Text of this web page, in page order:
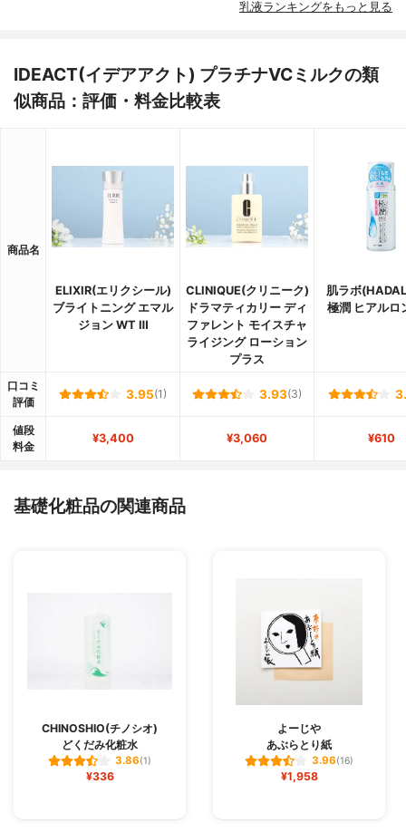
乳液ランキングをもっと見る
IDEACT(イデアアクト) プラチナVCミルクの類
似商品：評価・料金比較表
商品名
ELIXIR(エリクシール)
ブライトニング エマル
ジョン WT Ⅲ
CLINIQUE(クリニーク)
ドラマティカリー ディ
ファレント モイスチャ
ライジング ローション
プラス
肌ラボ
極潤 ヒアルロ
口コミ
評価
3.95(1) 3.93(3)
値段
料金
¥3,400 ¥3,060 ¥610
基礎化粧品の関連商品
CHINOSHIO(チノシオ)
どくだみ化粧水
3.86(1)
¥336
よーじや
あぶらとり紙
3.96(16)
¥1,958